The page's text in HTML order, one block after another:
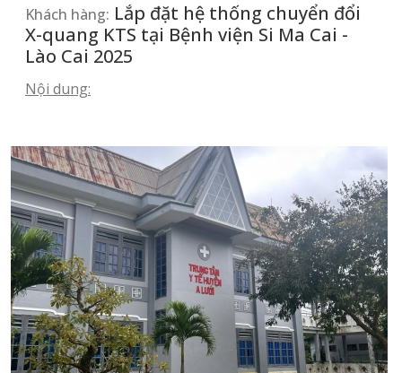
Khách hàng: Lắp đặt hệ thống chuyển đổi
X-quang KTS tại Bệnh viện Si Ma Cai -
Lào Cai 2025
Nội dung: